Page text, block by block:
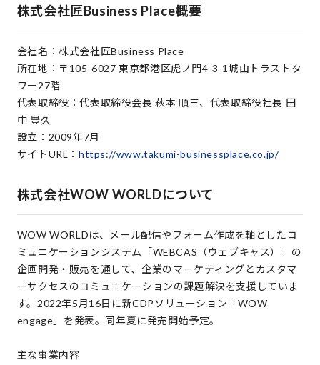
株式会社匠Business Place概要
会社名：株式会社匠Business Place
所在地：〒105-6027 東京都港区虎ノ門4-3-1城山トラストタ
ワー27階
代表取締役：代表取締役会⻑ 萩本 順三、代表取締役社⻑ ⽥
中 豊久
設立：2009年7月
サイトURL：https://www.takumi-businessplace.co.jp/
株式会社WOW WORLDについて
WOW WORLDは、メール配信やフォーム作成を軸としたコ
ミュニケーションシステム「WEBCAS（ウェブキャス）」の
企画開発・販売を通して、企業のマーケティングとカスタマ
ーサクセスのコミュニケーションの課題解決を支援していま
す。2022年5月16日に新CDPソリューション「WOW
engage」を発表。同年夏に発売開始予定。
主な事業内容